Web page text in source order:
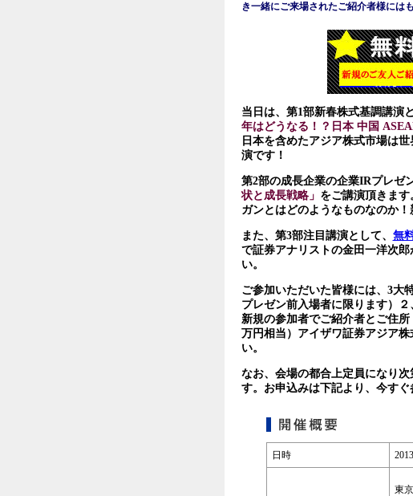
き一緒にご来場されたご紹介者様には
当日は、第1部新春株式基調講演
年はどうなる！？日本 中国
日本を含めたアジア株式市場は
演です！
第2部の成長企業の企業IRプレゼ
状と成長戦略」 をご講演頂きま
ガンとはどのようなものなのか
また、第3部注目講演として、 無
で証券アナリストの金田一洋次郎
い。
ご参加いただいた皆様には、3大
プレゼン前入場者に限ります）
新規の参加者でご紹介者とご住
万円相当）アイザワ証券アジア
い。
なお、会場の都合上定員になり
す。お申込みは下記より、今すぐ
日時
東